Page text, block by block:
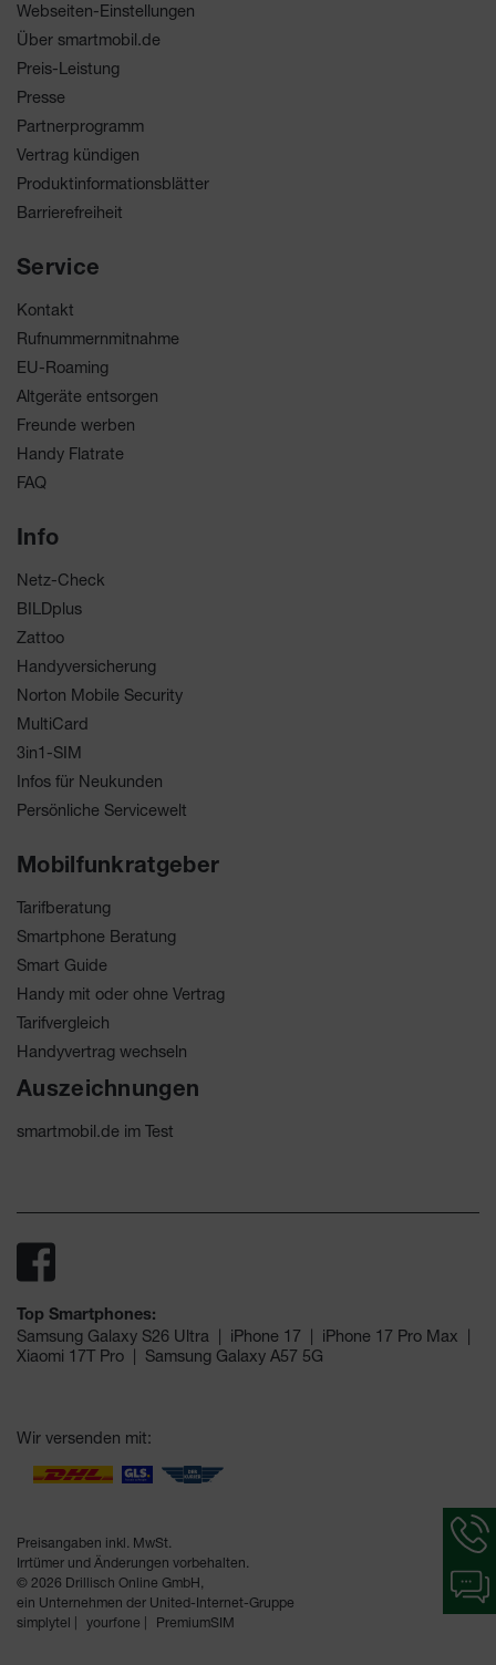
Webseiten-Einstellungen
Über smartmobil.de
Preis-Leistung
Presse
Partnerprogramm
Vertrag kündigen
Produktinformationsblätter
Barrierefreiheit
Service
Kontakt
Rufnummernmitnahme
EU-Roaming
Altgeräte entsorgen
Freunde werben
Handy Flatrate
FAQ
Info
Netz-Check
BILDplus
Zattoo
Handyversicherung
Norton Mobile Security
MultiCard
3in1-SIM
Infos für Neukunden
Persönliche Servicewelt
Mobilfunkratgeber
Tarifberatung
Smartphone Beratung
Smart Guide
Handy mit oder ohne Vertrag
Tarifvergleich
Handyvertrag wechseln
Auszeichnungen
smartmobil.de im Test
Top Smartphones:
Samsung Galaxy S26 Ultra iPhone 17 iPhone 17 Pro Max
Xiaomi 17T Pro
Samsung Galaxy A57 5G
Wir versenden mit:
Preisangaben inkl. MwSt.
Irrtümer und Änderungen vorbehalten.
© 2026 Drillisch Online GmbH,
ein Unternehmen der United-Internet-Gruppe
simplytel
yourfone PremiumSIM
Chat-